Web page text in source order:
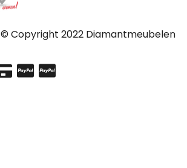
© Copyright 2022 Diamantmeubelen